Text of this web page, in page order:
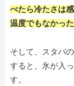
べたら冷たさは
温度でもなかっ
そして、スタバ
すると、氷が入
す。